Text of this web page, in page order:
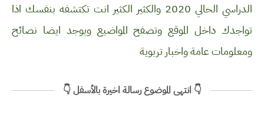
الدراسي الحالي 2020 والكثير الكثير انت تكتشفه بنفسك اذا
تواجدك داخل الموقع وتصفح المواضيع ويوجد ايضا نصائح
ومعلومات عامة واخبار تربوية
👇 انتهى الموضوع رسالة اخيرة بالأسفل 👇